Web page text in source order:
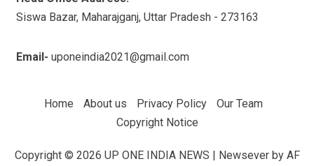
Siswa Bazar, Maharajganj, Uttar Pradesh - 273163
Email- uponeindia2021@gmail.com
Home About us Privacy Policy
Our Team
Copyright Notice
Copyright © 2026 UP ONE INDIA NEWS | Newseverby AF